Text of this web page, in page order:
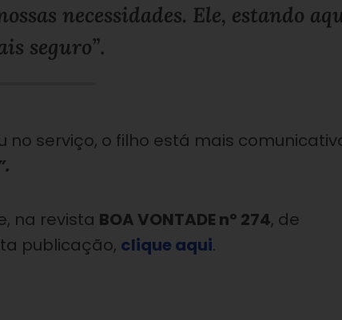
necessidades. Ele, estando
seguro”.
no serviço, o filho está mais
na revista BOA VONTADE nº 274, de
publicação, clique aqui.